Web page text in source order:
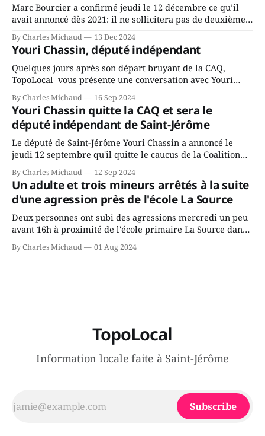
Marc Bourcier a confirmé jeudi le 12 décembre ce qu’il
avait annoncé dès 2021: il ne sollicitera pas de deuxième
fait l’annonce en s’adressant aux employés de la ville,
rassemblés en soirée pour leur traditionnel souper
By Charles Michaud 13 Dec 2024
Youri Chassin, député indépendant
Quelques jours après son départ bruyant de la CAQ,
TopoLocal vous présente une conversation avec Youri
depuis longtemps? Sera-t-il candidat indépendant dans 2
ans? Joindrait-il un autre parti, par exemple les
conservateurs d’Éric Duhaime? Que lui
By Charles Michaud 16 Sep 2024
Youri Chassin quitte la CAQ et sera le
député indépendant de Saint-Jérôme
Le député de Saint-Jérôme Youri Chassin a annoncé le
jeudi 12 septembre qu'il quitte le caucus de la Coalition
gouvernement de la CAQ, surtout de son incapacité, qu'il
juge chronique, à offrir des
By Charles Michaud 12 Sep 2024
Un adulte et trois mineurs arrêtés à la suite
d'une agression près de l'école La Source
Deux personnes ont subi des agressions mercredi un peu
avant 16h à proximité de l'école primaire La Source dans
victimes aurait été écrasée sous un véhicule et aspergée
By Charles Michaud 01 Aug 2024
TopoLocal
Information locale faite à Saint-Jérôme
Subscribe